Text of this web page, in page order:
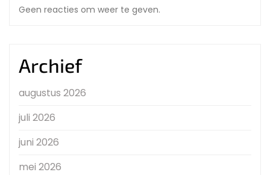
Geen reacties om weer te geven.
Archief
augustus 2026
juli 2026
juni 2026
mei 2026